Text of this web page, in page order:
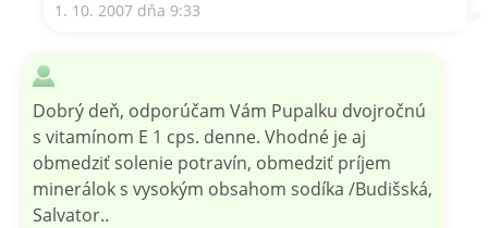
1. 10. 2007 dňa 9:33
Dobrý deň, odporúčam Vám Pupalku dvojročnú
s vitamínom E 1 cps. denne. Vhodné je aj
obmedziť solenie potravín, obmedziť príjem
minerálok s vysokým obsahom sodíka /Budišská,
Salvator..